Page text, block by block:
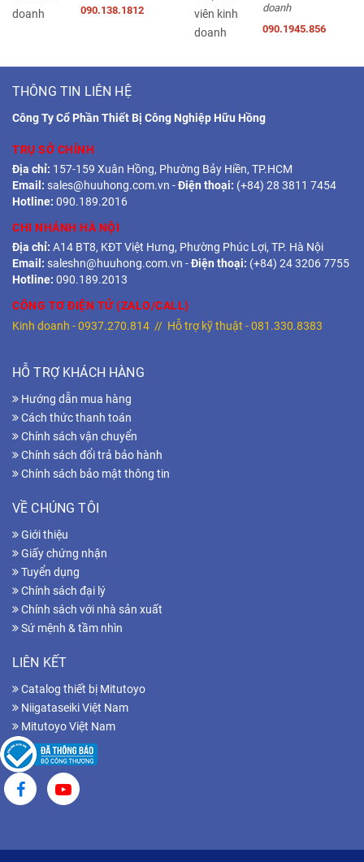
090.138.1812
doanh
090.1945.856
THÔNG TIN LIÊN HỆ
Công Ty Cổ Phần Thiết Bị Công Nghiệp Hữu Hồng
TRỤ SỞ CHÍNH
Địa chỉ: 157-159 Xuân Hồng, Phường Bảy Hiền, TP.HCM
Email: sales@huuhong.com.vn -Điện thoại: (+84) 28 3811 7454
Hotline: 090.189.2016
CHI NHÁNH HÀ NỘI
Địa chỉ: A14 BT8, KĐT Việt Hưng, Phường Phúc Lợi, TP. Hà Nội
Email: saleshn@huuhong.com.vn -Điện thoại: (+84) 24 3206 7755
Hotline: 090.189.2013
CÔNG TƠ ĐIỆN TỬ (ZALO/CALL)
Kinh doanh -0937.270.814 // Hỗ trợ kỹ thuật -081.330.8383
HỖ TRỢ KHÁCH HÀNG
Hướng dẫn mua hàng
Cách thức thanh toán
Chính sách vận chuyển
Chính sách đổi trả bảo hành
Chính sách bảo mật thông tin
VỀ CHÚNG TÔI
Giới thiệu
Giấy chứng nhận
Tuyển dụng
Chính sách đại lý
Chính sách với nhà sản xuất
Sứ mệnh & tầm nhìn
LIÊN KẾT
Catalog thiết bị Mitutoyo
Niigataseiki Việt Nam
Mitutoyo Việt Nam